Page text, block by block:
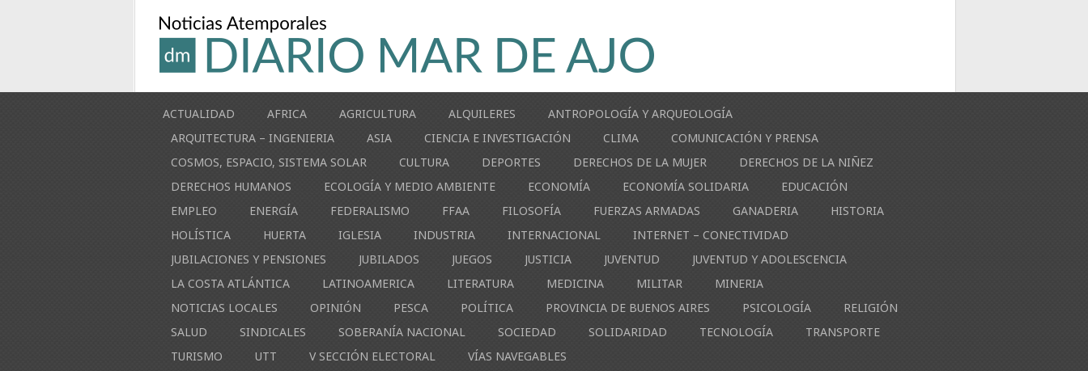
ACTUALIDAD AFRICA AGRICULTURA ALQUILERES
ANTROPOLOGÍA Y ARQUEOLOGÍA
ARQUITECTURA – INGENIERIA
ASIA CIENCIA E INVESTIGACIÓN CLIMA
COMUNICACIÓN Y PRENSA
COSMOS, ESPACIO, SISTEMA SOLAR
CULTURA DEPORTES DERECHOS DE LA MUJER
DERECHOS DE LA NIÑEZ
DERECHOS HUMANOS
ECOLOGÍA Y MEDIO AMBIENTE ECONOMÍA ECONOMÍA SOLIDARIA
EDUCACIÓN
EMPLEO
ENERGÍA FEDERALISMO FFAA FILOSOFÍA FUERZAS ARMADAS GANADERIA
HISTORIA
HOLÍSTICA
HUERTA IGLESIA INDUSTRIA INTERNACIONAL
INTERNET – CONECTIVIDAD
JUBILACIONES Y PENSIONES
JUBILADOS JUEGOS JUSTICIA JUVENTUD
JUVENTUD Y ADOLESCENCIA
LA COSTA ATLÁNTICA
LATINOAMERICA LITERATURA MEDICINA MILITAR
MINERIA
NOTICIAS LOCALES
OPINIÓN PESCA POLÍTICA PROVINCIA DE BUENOS AIRES PSICOLOGÍA
RELIGIÓN
SALUD
SINDICALES SOBERANÍA NACIONAL SOCIEDAD SOLIDARIDAD TECNOLOGÍA
TRANSPORTE
TURISMO
UTT V SECCIÓN ELECTORAL VÍAS NAVEGABLES